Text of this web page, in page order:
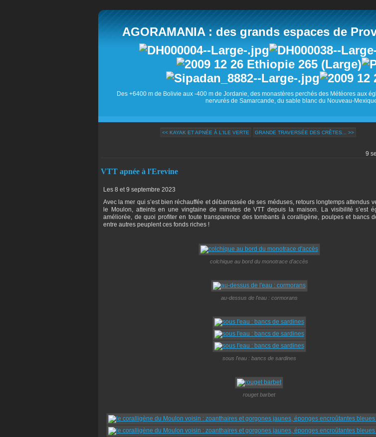
AGORAMANIA : des grands espaces de
Des +6400 m de Bolivie aux -400 m de Jordanie, des monastères perchés des Météores aux
nervurés de Samarcande, du sable blanc du Nouveau-
<< KAYAK ET APNÉE À L'ILE VERTE GRANDE TRAVERSÉE DES CRÊTES... >>
9
VTT apnée à l'Erevine
Les 8 et 9 septembre 2023
Avec la mer qui s’est bien réchauffée et débarrassée de ses méduses, retours longtemps attendus
le Moulon, atteints en une vingtaine de minutes de VTT depuis la maison. La visibilité s’est
améliorée, de quoi profiter en toute transparence des tombants à coralligène, poulpes et bancs
entre autres peuplent ces fonds riches !
colchique au bord du monotrace d'accès
au-dessus de l'eau : cormorans
sous l'eau : bancs de sardines
rouget barbet